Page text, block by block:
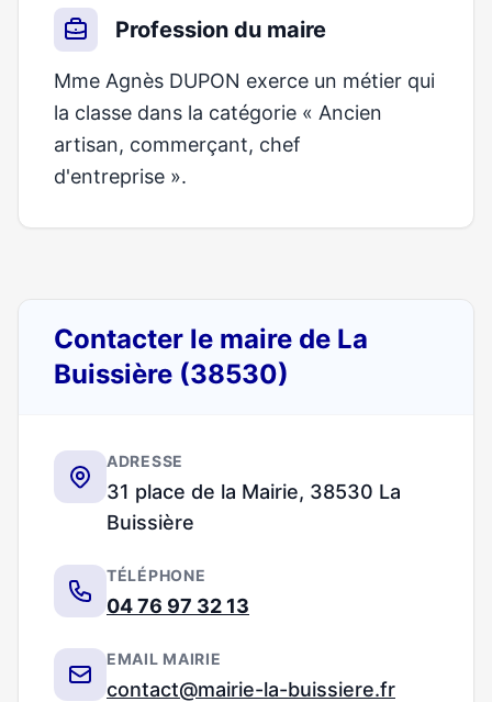
Profession du maire
Mme Agnès DUPON exerce un métier qui
la classe dans la catégorie « Ancien
artisan, commerçant, chef
d'entreprise ».
Contacter le maire de La
Buissière (38530)
ADRESSE
31 place de la Mairie, 38530 La
Buissière
TÉLÉPHONE
04 76 97 32 13
EMAIL MAIRIE
contact@mairie-la-buissiere.fr